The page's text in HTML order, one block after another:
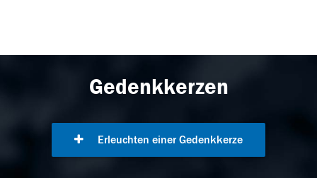
Gedenkkerzen
Erleuchten einer Gedenkkerze